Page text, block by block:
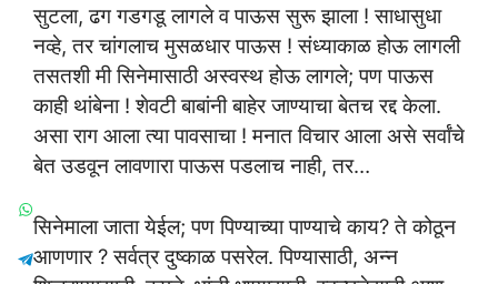
सुटला, ढग गडगडू लागले व पाऊस सुरू झाला ! साधासुधा
नव्हे, तर चांगलाच मुसळधार पाऊस ! संध्याकाळ होऊ लागली
तसतशी मी सिनेमासाठी अस्वस्थ होऊ लागले; पण पाऊस
काही थांबेना ! शेवटी बाबांनी बाहेर जाण्याचा बेतच रद्द केला.
असा राग आला त्या पावसाचा ! मनात विचार आला असे सर्वांचे
बेत उडवून लावणारा पाऊस पडलाच नाही, तर…
सिनेमाला जाता येईल; पण पिण्याच्या पाण्याचे काय? ते कोठून
आणणार ? सर्वत्र दुष्काळ पसरेल. पिण्यासाठी, अन्न